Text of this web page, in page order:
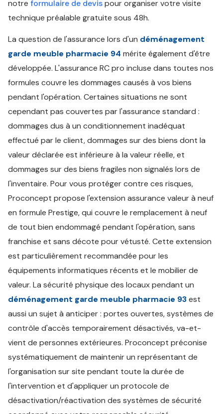
notre formulaire de devispour organiser votre visite
technique préalable gratuite sous 48h.
La question de l'assurance lors d'un déménagement
garde meuble pharmacie 94 mérite également d'être
développée. L'assurance RC pro incluse dans toutes nos
formules couvre les dommages causés à vos biens
pendant l'opération. Certaines situations ne sont
cependant pas couvertes par l'assurance standard :
dommages dus à un conditionnement inadéquat
effectué par le client, dommages sur des biens dont la
valeur déclarée est inférieure à la valeur réelle, et
dommages sur des biens fragiles non signalés lors de
l'inventaire. Pour vous protéger contre ces risques,
Proconcept propose l'extension assurance valeur à neuf
en formule Prestige, qui couvre le remplacement à neuf
de tout bien endommagé pendant l'opération, sans
franchise et sans décote pour vétusté. Cette extension
est particulièrement recommandée pour les
équipements informatiques récents et le mobilier de
valeur. La sécurité physique des locaux pendant un
déménagement garde meuble pharmacie 93est
aussi un sujet à anticiper : portes ouvertes, systèmes de
contrôle d'accès temporairement désactivés, va-et-
vient de personnes extérieures. Proconcept préconise
systématiquement de maintenir un représentant de
l'organisation sur site pendant toute la durée de
l'intervention et d'appliquer un protocole de
désactivation/réactivation des systèmes de sécurité